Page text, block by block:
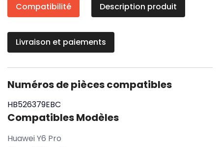
Compatibilité Description produit
Livraison et paiements
Numéros de pièces compatibles
HB526379EBC
Compatibles Modèles
Huawei Y6 Pro